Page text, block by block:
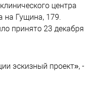
центра
на Гущина, 179.
принято 23 декабря
эскизный проект», -